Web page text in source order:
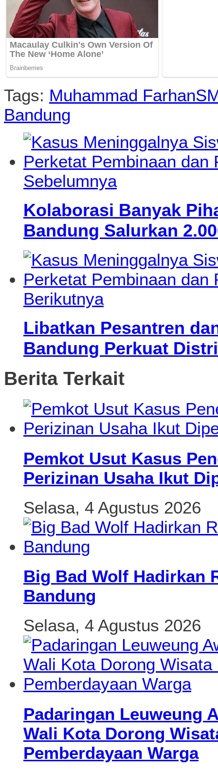
Tags: Muhammad Farhan
Bandung
Sebelumnya
Kolaborasi Banyak
Bandung Salurkan
Berikutnya
Libatkan Pesantren
Bandung Perkuat
Berita Terkait
Pemkot Usut Kasus
Perizinan Usaha Ikut
Selasa, 4 Agustus 2026
Big Bad Wolf Hadirkan
Bandung
Selasa, 4 Agustus 2026
Padaringan Leuweung
Wali Kota Dorong
Pemberdayaan Warga